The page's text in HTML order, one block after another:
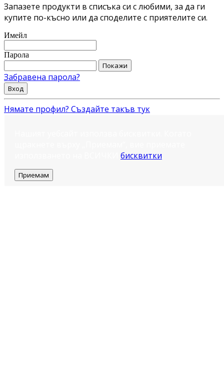
Запазете продукти в списъка си с любими, за да ги
купите по-късно или да споделите с приятелите си.
Имейл
Парола
Покажи
Забравена парола?
Вход
Нямате профил? Създайте такъв тук
бисквитки
Приемам